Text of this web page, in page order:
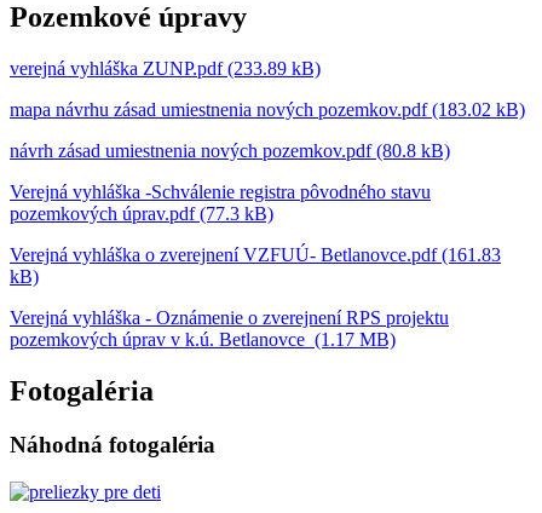
Pozemkové úpravy
verejná vyhláška ZUNP.pdf (233.89 kB)
mapa návrhu zásad umiestnenia nových pozemkov.pdf (183.02 kB)
návrh zásad umiestnenia nových pozemkov.pdf (80.8 kB)
Verejná vyhláška -Schválenie registra pôvodného stavu
pozemkových úprav.pdf (77.3 kB)
Verejná vyhláška o zverejnení VZFUÚ- Betlanovce.pdf (161.83
kB)
Verejná vyhláška - Oznámenie o zverejnení RPS projektu
pozemkových úprav v k.ú. Betlanovce (1.17 MB)
Fotogaléria
Náhodná fotogaléria